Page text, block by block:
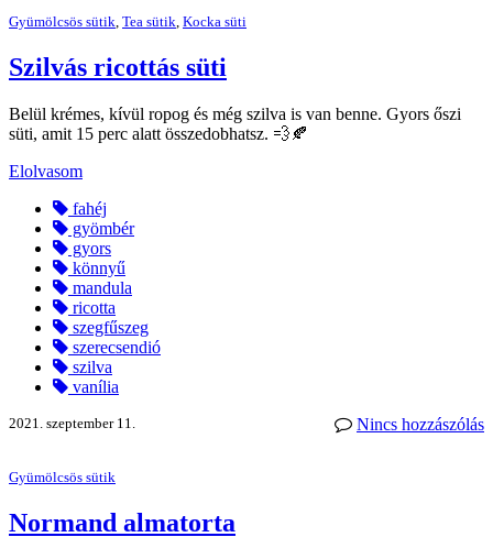
Gyümölcsös sütik, Tea sütik, Kocka süti
Szilvás ricottás süti
Belül krémes, kívül ropog és még szilva is van benne. Gyors őszi
süti, amit 15 perc alatt összedobhatsz. 💨🍂
Elolvasom
fahéj
gyömbér
gyors
könnyű
mandula
ricotta
szegfűszeg
szerecsendió
szilva
vanília
Nincs hozzászólás
2021. szeptember 11.
Gyümölcsös sütik
Normand almatorta